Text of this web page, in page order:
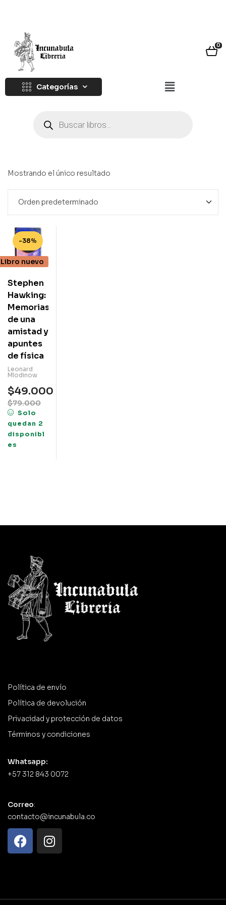
0
Categorías
Mostrando el único resultado
-38%
Libro nuevo
Stephen
Hawking:
Memorias
de una
amistad y
apuntes
de física
Leonard
Mlodinow
$79.000
$49.000
Solo
quedan 2
disponibl
es
Política de envío
Política de devolución
Privacidad y protección de datos
Términos y condiciones
Whatsapp:
+57 312 843 0072
Correo:
contacto@incunabula.co